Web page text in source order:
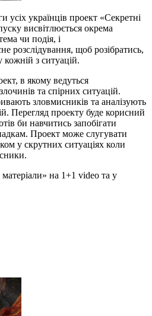
усіх українців проект «Секретні
висвітлюється окрема
чи подія, і
розслідування, щоб розібратись,
з ситуацій.
в якому ведуться
та спірних ситуацій.
зловмисників та аналізують
Перегляд проекту буде корисний
би навчитись запобігати
Проект може слугувати
у скрутних ситуаціях коли
на 1+1 video та у